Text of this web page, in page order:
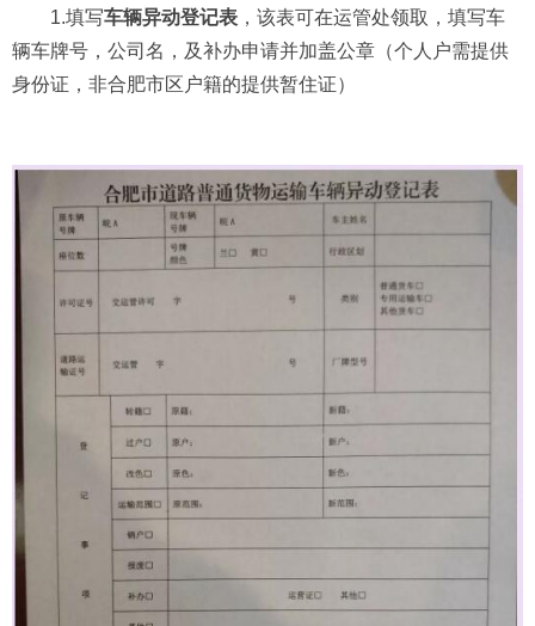
1.填写车辆异动登记表 ，该表可在运管处领取，填写车
辆车牌号，公司名，及补办申请并加盖公章（个人户需提供
身份证，非合肥市区户籍的提供暂住证）